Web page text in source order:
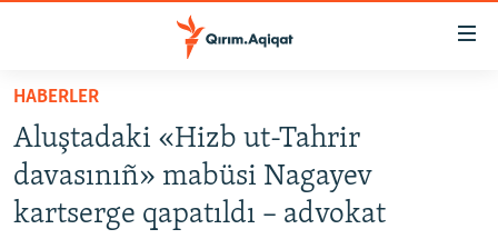
Esas
qaytmaq
Baş
navigatsiyağa
qaytmaq
HABERLER
SİYASET
İQTİSADİYAT
HABERLER
Aluştadaki «Hizb ut-Tahrir
davasınıñ» mabüsi Nagayev
kartserge qapatıldı – advokat